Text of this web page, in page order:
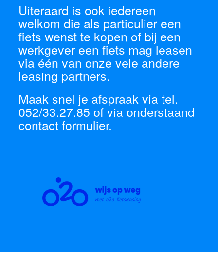
Uiteraard is ook iedereen
welkom die als particulier een
fiets wenst te kopen of bij een
werkgever een fiets mag leasen
via één van onze vele andere
leasing partners.
Maak snel je afspraak via tel.
052/33.27.85 of via onderstaand
contact formulier.